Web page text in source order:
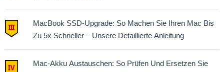
MacBook SSD-Upgrade: So Machen Sie Ihren Mac Bis
Zu 5x Schneller – Unsere Detaillierte Anleitung
Mac-Akku Austauschen: So Prüfen Und Ersetzen Sie